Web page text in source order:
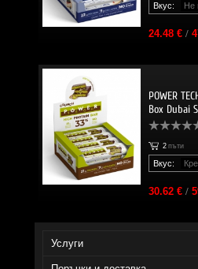
Вкус:
24.48 €/
POWER
Box Dubai
2 пъти
Вкус:
30.62 €/
Услуги